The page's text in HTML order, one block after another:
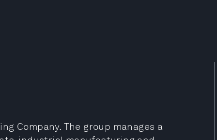
Company. The group manages a